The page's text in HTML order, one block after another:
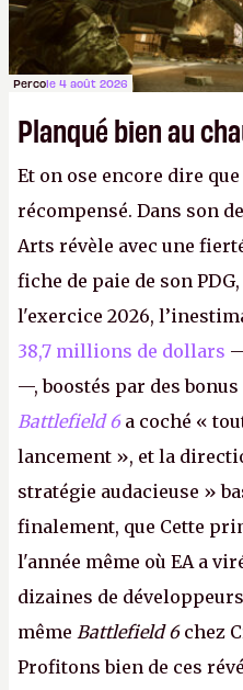
Percole 4 août 2026
Planqué bien au
Et on ose encore dire
récompensé. Dans son
Arts révèle avec une
fiche de paie de son
l'exercice 2026,
38,7 millions de dollars
—, boostés par des
Battlefield 6 a coché «
lancement », et la
stratégie audacieuse »
finalement, que Cette
l'année même où EA a
dizaines de
même Battlefield 6chez
Profitons bien de ces